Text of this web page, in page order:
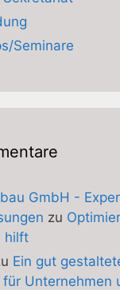
Seminare
GmbH -
zu
hilft
Ein gut
Unternehmen